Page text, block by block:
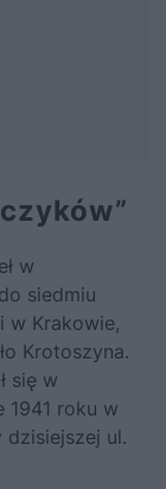
w
siedmiu
w Krakowie,
Krotoszyna.
się w
1941 roku w
ul.